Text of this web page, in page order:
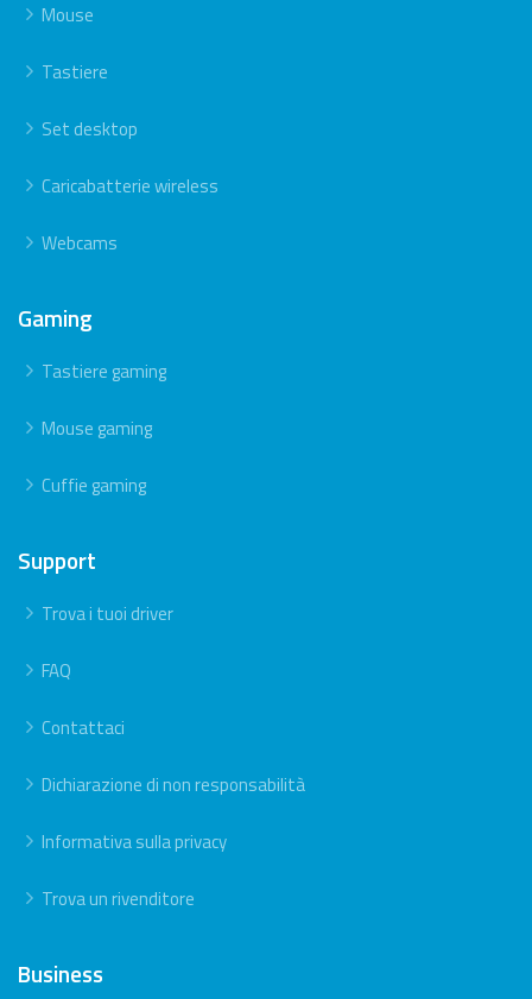
Mouse
Tastiere
Set desktop
Caricabatterie wireless
Webcams
Gaming
Tastiere gaming
Mouse gaming
Cuffie gaming
Support
Trova i tuoi driver
FAQ
Contattaci
Dichiarazione di non responsabilità
Informativa sulla privacy
Trova un rivenditore
Business